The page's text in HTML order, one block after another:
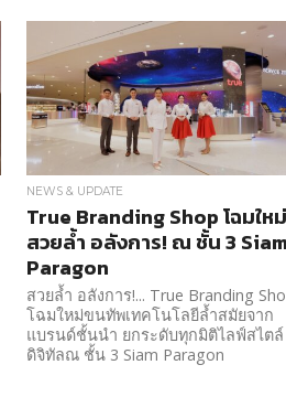
NEWS & UPDATE
True Branding Shop โฉมให
สวยล้ำ อลังการ! ณ ชั้น 3
Paragon
สวยล้ำ อลังการ!... True Branding
โฉมใหม่ขนทัพเทคโนโลยีล้ำสมัยจาก
แบรนด์ชั้นนำ ยกระดับทุกมิติไลฟ์สไตล์
ดิจิทัลณ ชั้น 3 Siam Paragon